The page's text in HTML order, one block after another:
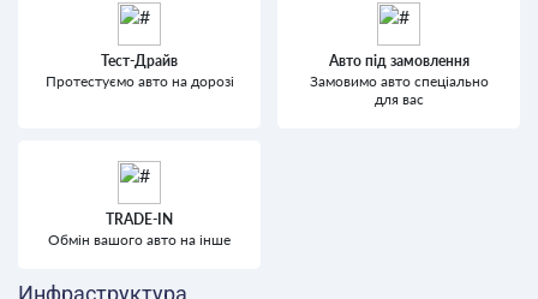
Тест-Драйв
Протестуємо авто на дорозі
Авто під замовлення
Замовимо авто спеціально
для вас
TRADE-IN
Обмін вашого авто на інше
Инфраструктура